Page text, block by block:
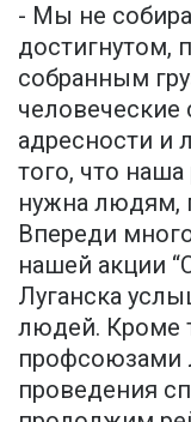
- Мы не
достигнутом,
собранным
адресности и
того, что
нужна людям,
Впереди
нашей акции
Луганска
людей. Кроме
проведения